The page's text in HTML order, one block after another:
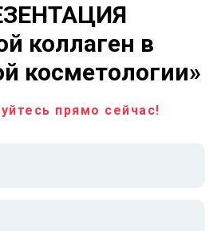
коллаген в
косметологии»
прямо сейчас!